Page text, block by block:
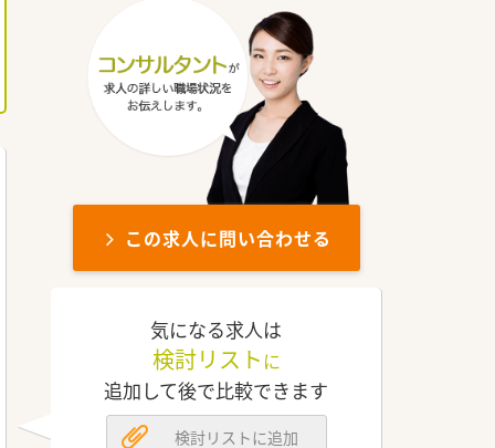
この求人に問い合わせる
気になる求人は
検討リスト に
追加して後で比較できます
検討リストに追加